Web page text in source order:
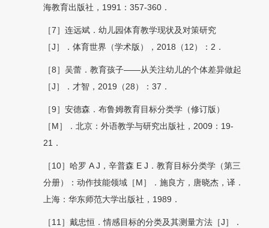
海教育出版社，1991：357-360．
［7］连远斌．幼儿园体育教学现状及对策研究
［J］．体育世界（学术版），2018（12）：2．
［8］吴蕾．教育孩子——从关注幼儿的个体差异做起
［J］．才智，2019（28）：37．
［9］安德森．布鲁姆教育目标分类学（修订版）
［M］．北京：外语教学与研究出版社，2009：19-
21．
［10］哈罗 A J，辛普森 E J．教育目标分类学（第三
分册）：动作技能领域［M］．施良方，唐晓杰，译．
上海：华东师范大学出版社，1989．
［11］戴忠恒．情感目标的分类及其测量方法［J］．